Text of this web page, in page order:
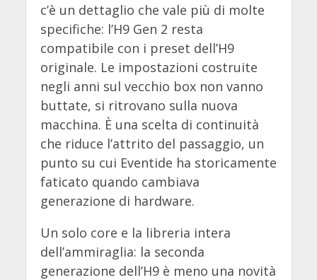
c’è un dettaglio che vale più di molte
specifiche: l’H9 Gen 2 resta
compatibile con i preset dell’H9
originale. Le impostazioni costruite
negli anni sul vecchio box non vanno
buttate, si ritrovano sulla nuova
macchina. È una scelta di continuità
che riduce l’attrito del passaggio, un
punto su cui Eventide ha storicamente
faticato quando cambiava
generazione di hardware.
Un solo core e la libreria intera
dell’ammiraglia: la seconda
generazione dell’H9 è meno una novità